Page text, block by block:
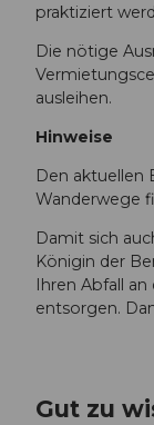
praktiziert
Die nötige
ausleihen.
Hinweise
Den aktuellen
Wanderwege
Damit sich
Königin der
Ihren Abfall
entsorgen.
Gut zu